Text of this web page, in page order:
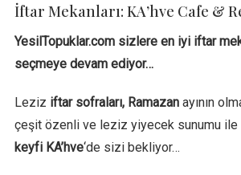
İftar Mekanları: KA’hve Cafe &
YesilTopuklar.com sizlere en iyi iftar
seçmeye devam ediyor…
Leziz iftar sofraları, Ramazan ayının
çeşit özenli ve leziz yiyecek sunumu ile
keyfi KA’hve‘de sizi bekliyor…